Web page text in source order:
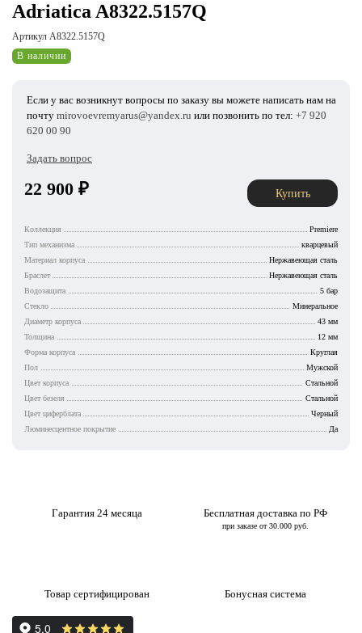
Adriatica A8322.5157Q
Артикул A8322.5157Q
В наличии
Если у вас возникнут вопросы по заказу вы можете написать нам на
почту mirovoevremyarus@yandex.ru или позвонить по тел: +7 920
620 00 90
Задать вопрос
22 900 ₽ Купить
Коллекция
Premiere
Тип механизма
кварцевый
Материал корпуса
Нержавеющая сталь
Браслет
Нержавеющая сталь
Водозащита
5 бар
Стекло
Минеральное
Диаметр корпуса
43 мм
Толщина
12 мм
Форма корпуса
Круглая
Пол
Мужской
Цвет корпуса
Стальной
Цвет безеля
Стальной
Цвет циферблата
Черный
Люминесцентное покрытие
Да
Гарантия 24 месяца Бесплатная доставка по РФ
при заказе от 30.000 руб.
Товар сертифицирован Бонусная система